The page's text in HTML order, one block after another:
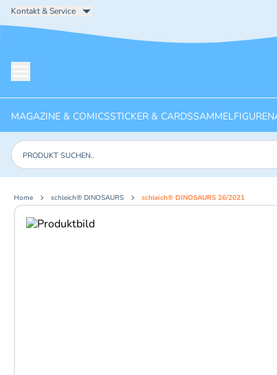
Kontakt & Service
MAGAZINE & COMICSSTICKER & CARDSSAMMELFIGUREN
Produkte suchen
Home schleich® DINOSAURS schleich® DINOSAURS 26/2021
Aktuelles Bild: 1 von 2